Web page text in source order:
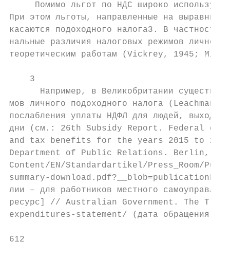
Помимо льгот по НДС широко
При этом льготы, направленные на
касаются подоходного налога3. В
нальные различия налоговых режимов
теоретическим работам (Vickrey, 1945;
    3
Например, в Великобритании
мов личного подоходного налога (Leachman
послабления уплаты НДФЛ для людей,
дни (см.: 26th Subsidy Report. Federal
and tax benefits for the years 2015 to
Department of Public Relations. Berlin,
Content/EN/Standardartikel/Press_Room/
summary-
лии – для работников местного
ресурс] // Australian Government. The
expenditures-statement/ (дата обращения:
612